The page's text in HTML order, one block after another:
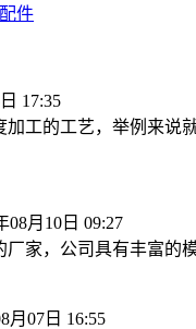
件
17:35
加工的工艺，举例来说
08月10日 09:27
家，公司具有丰富的
月07日 16:55